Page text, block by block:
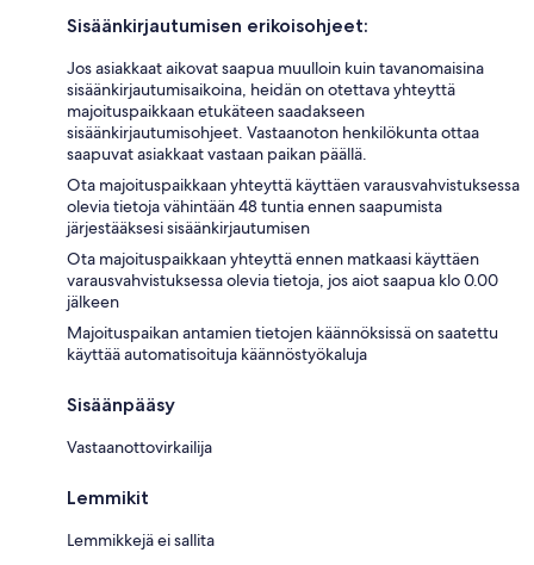
Sisäänkirjautumisen erikoisohjeet:
Jos asiakkaat aikovat saapua muulloin kuin tavanomaisina
sisäänkirjautumisaikoina, heidän on otettava yhteyttä
majoituspaikkaan etukäteen saadakseen
sisäänkirjautumisohjeet. Vastaanoton henkilökunta ottaa
saapuvat asiakkaat vastaan paikan päällä.
Ota majoituspaikkaan yhteyttä käyttäen varausvahvistuksessa
olevia tietoja vähintään 48 tuntia ennen saapumista
järjestääksesi sisäänkirjautumisen
Ota majoituspaikkaan yhteyttä ennen matkaasi käyttäen
varausvahvistuksessa olevia tietoja, jos aiot saapua klo 0.00
jälkeen
Majoituspaikan antamien tietojen käännöksissä on saatettu
käyttää automatisoituja käännöstyökaluja
Sisäänpääsy
Vastaanottovirkailija
Lemmikit
Lemmikkejä ei sallita